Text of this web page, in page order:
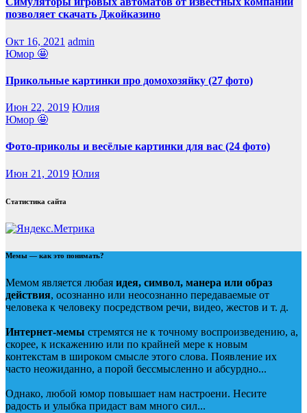
позволяет скачать Джойказино
Окт 16, 2021 admin
Юмор 🤩
Прикольные картинки про домохозяйку (27 фото)
Июн 22, 2019 Юлия
Юмор 🤩
Фото-приколы и весёлые картинки для вас (24 фото)
Июн 21, 2019 Юлия
Статистика сайта
Мемы — как это понимать?
Мемом является любая идея, символ, манера или образ
действия, осознанно или неосознанно передаваемые от
человека к человеку посредством речи, видео, жестов и т. д.
Интернет-мемы стремятся не к точному воспроизведению, а,
скорее, к искажению или по крайней мере к новым
контекстам в широком смысле этого слова. Появление их
часто неожиданно, а порой бессмысленно и абсурдно...
Однако, любой юмор повышает нам настроени. Несите
радость и улыбка придаст вам много сил...